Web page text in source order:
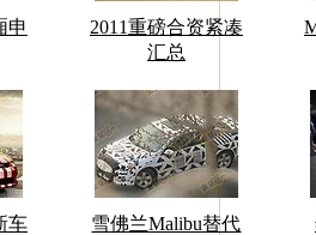
申
2011重磅合资紧凑
汇总
车
雪佛兰Malibu替代